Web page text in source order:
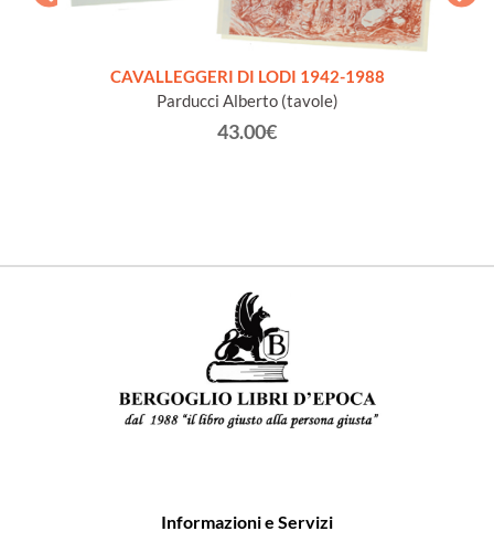
CAVALLEGGERI DI LODI 1942-1988
Parducci Alberto (tavole)
43.00€
Informazioni e Servizi